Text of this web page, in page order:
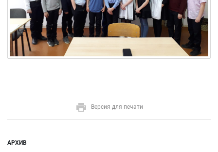
Версия для печати
АРХИВ